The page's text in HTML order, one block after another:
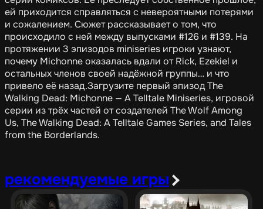
ей приходится справляться с невероятными потерями
и сожалением. Сюжет рассказывает о том, что
происходило с ней между выпусками #126 и #139. На
протяжении 3 эпизодов miniseries игроки узнают,
почему Michonne оказалась вдали от Rick, Ezekiel и
остальных членов своей надёжной группы… и что
привело её назад.Загрузите первый эпизод The
Walking Dead: Michonne — A Telltale Miniseries, игровой
серии из трёх частей от создателей The Wolf Among
Us, The Walking Dead: A Telltale Games Series, and Tales
from the Borderlands.
рекомендуемые игры